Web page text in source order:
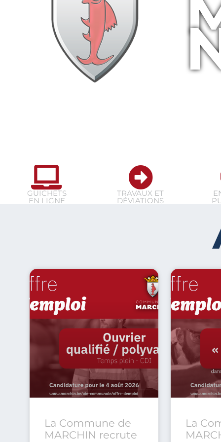
GUICHETS
EN LIGNE
TRAVAUX ET
DÉVIATIONS
La Commune de
MARCHIN recrute
La